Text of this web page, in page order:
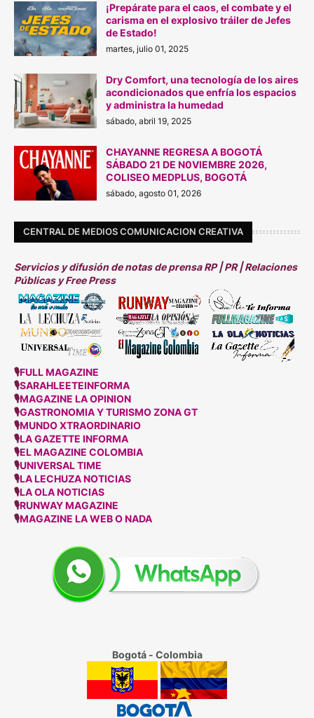
¡Prepárate para el caos, el combate y el
carisma en el explosivo tráiler de Jefes
de Estado!
martes, julio 01, 2025
Dry Comfort, una tecnología de los aires
acondicionados que enfría los espacios
y administra la humedad
sábado, abril 19, 2025
CHAYANNE REGRESA A BOGOTÁ
SÁBADO 21 DE N0VIEMBRE 2026,
COLISEO MEDPLUS, BOGOTÁ
sábado, agosto 01, 2026
CENTRAL DE MEDIOS COMUNICACION CREATIVA
Servicios y difusión de notas de prensa RP | PR | Relaciones
Públicas y Free Press
🎙FULL MAGAZINE
🎙SARAHLEETEINFORMA
🎙MAGAZINE LA OPINION
🎙GASTRONOMIA Y TURISMO ZONA GT
🎙MUNDO XTRAORDINARIO
🎙LA GAZETTE INFORMA
🎙EL MAGAZINE COLOMBIA
🎙UNIVERSAL TIME
🎙LA LECHUZA NOTICIAS
🎙LA OLA NOTICIAS
🎙RUNWAY MAGAZINE
🎙MAGAZINE LA WEB O NADA
Bogotá - Colombia